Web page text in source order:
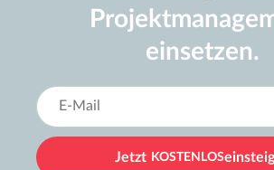
einsetzen.
Jetzt KOSTENLOS